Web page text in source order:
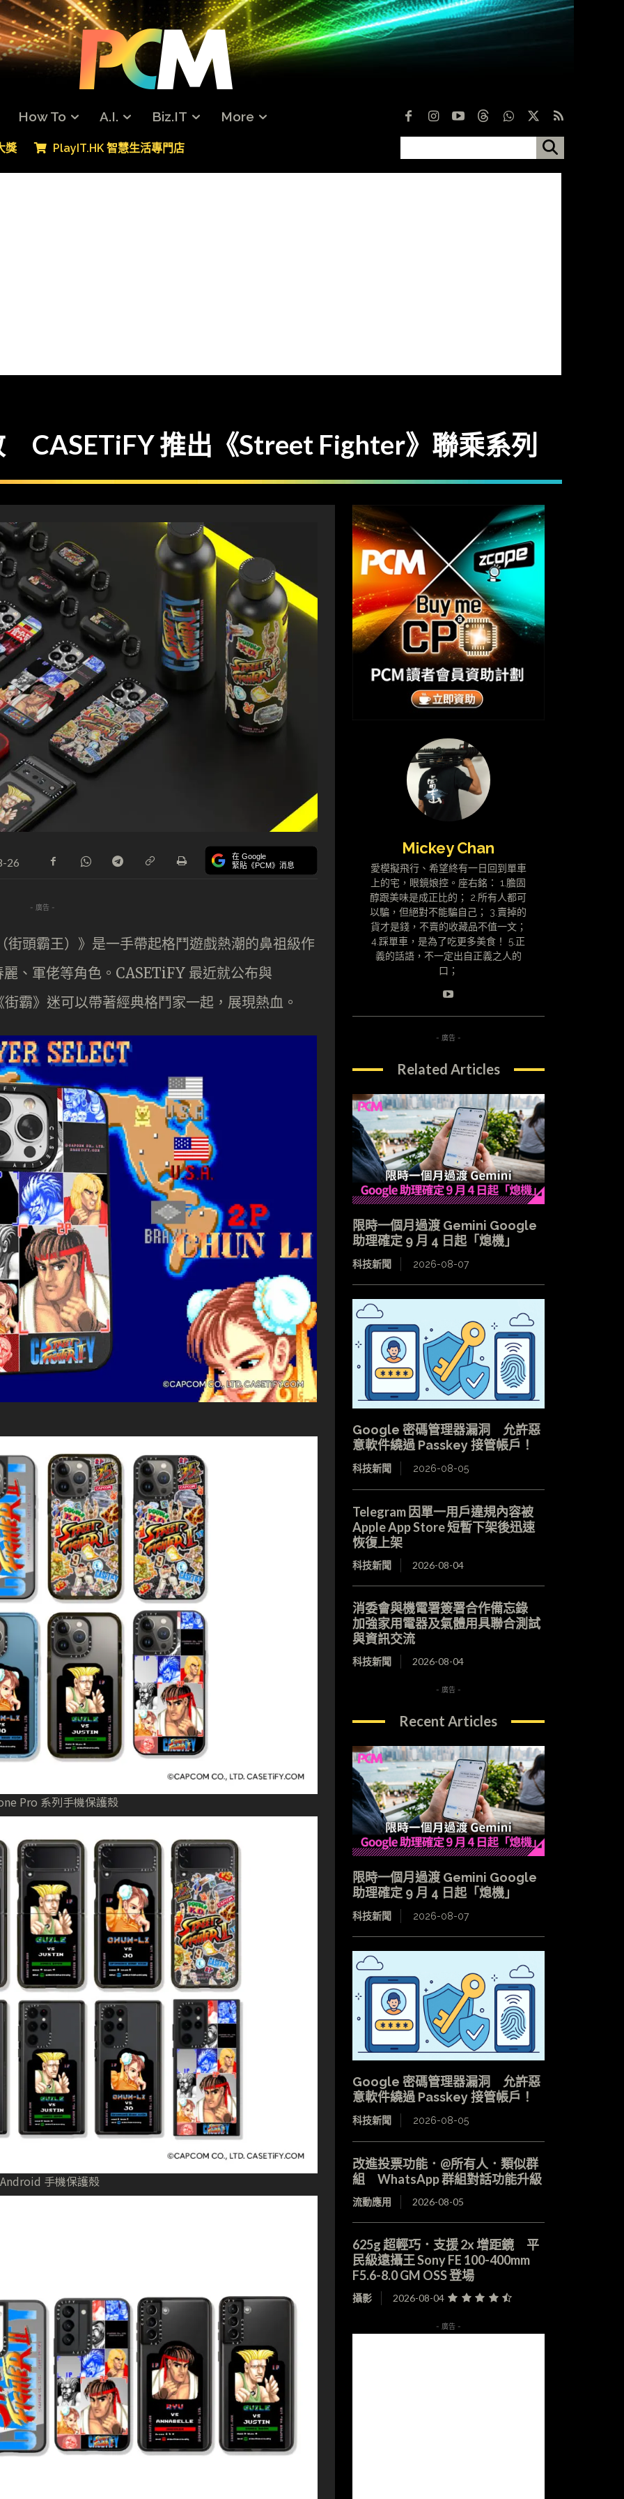
How To A.I. Biz.IT More
獎 PlayIT.HK 智慧生活專門店
CASETiFY 推出《Street Fighter》聯乘系列
26 在 Google
緊貼《PCM》消息
- 廣告 -
頭霸王）》是一手帶起格鬥遊戲熱潮的鼻祖級作
、軍佬等角色。CASETiFY 最近就公布與
霸》迷可以帶著經典格鬥家一起，展現熱血。
Pro 系列手機保護殼
Android 手機保護殼
Mickey Chan
愛模擬飛行、希望終有一日回到單車
上的宅，眼鏡娘控。座右銘： 1.膽固
醇跟美味是成正比的； 2.所有人都可
以騙，但絕對不能騙自己； 3.賣掉的
貨才是錢，不賣的收藏品不值一文；
4.踩單車，是為了吃更多美食！ 5.正
義的話語，不一定出自正義之人的
口；
- 廣告 -
Related Articles
限時一個月過渡 Gemini Google
助理確定 9 月 4 日起「熄機」
科技新聞 2026-08-07
Google 密碼管理器漏洞 允許惡
意軟件繞過 Passkey 接管帳戶！
科技新聞 2026-08-05
Telegram 因單一用戶違規內容被
Apple App Store 短暫下架後迅速
恢復上架
科技新聞 2026-08-04
消委會與機電署簽署合作備忘錄
加強家用電器及氣體用具聯合測試
與資訊交流
科技新聞 2026-08-04
- 廣告 -
Recent Articles
限時一個月過渡 Gemini Google
助理確定 9 月 4 日起「熄機」
科技新聞 2026-08-07
Google 密碼管理器漏洞 允許惡
意軟件繞過 Passkey 接管帳戶！
科技新聞 2026-08-05
改進投票功能．@所有人．類似群
組 WhatsApp 群組對話功能升級
流動應用 2026-08-05
625g 超輕巧．支援 2x 增距鏡 平
民級遠攝王 Sony FE 100-400mm
F5.6-8.0 GM OSS 登場
攝影 2026-08-04
- 廣告 -